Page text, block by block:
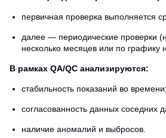
первичная проверка выполняется
далее — периодические проверки
несколько месяцев или по графику
В рамках QA/QC анализируются:
стабильность показаний во времени;
согласованность данных соседних
наличие аномалий и выбросов.